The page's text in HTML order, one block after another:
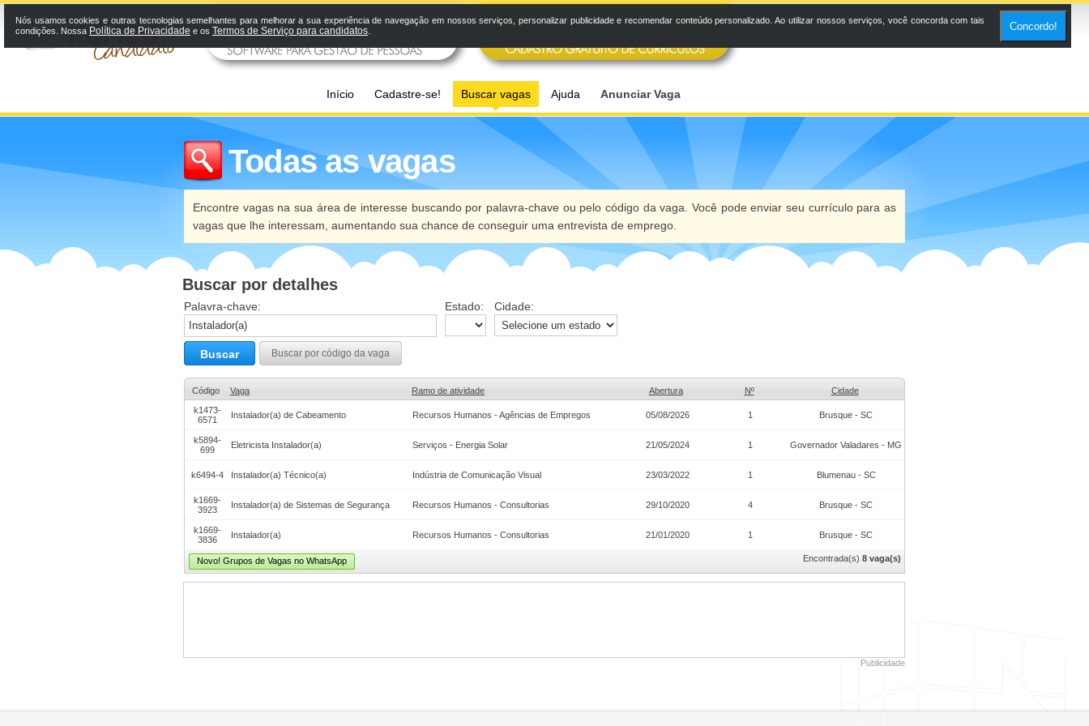
Início Cadastre-se! Buscar vagas Ajuda Anunciar Vaga
Todas as vagas
Encontre vagas na sua área de interesse buscando por palavra-chave ou pelo código da vaga. Você pode enviar seu currículo para as
vagas que lhe interessam, aumentando sua chance de conseguir uma entrevista de emprego.
Buscar por detalhes
Palavra-chave: Estado: Cidade:
Buscar Buscar por código da vaga
Código Vaga Ramo de atividade Abertura Nº
Cidade
k1473-
6571
Instalador(a) de Cabeamento Recursos Humanos - Agências de Empregos 05/08/2026 1 Brusque - SC
k5894-
699
Eletricista Instalador(a) Serviços - Energia Solar 21/05/2024 1 Governador Valadares - MG
k6494-4 Instalador(a) Técnico(a) Indústria de Comunicação Visual 23/03/2022 1 Blumenau - SC
k1669-
3923
Instalador(a) de Sistemas de Segurança Recursos Humanos - Consultorias 29/10/2020 4 Brusque - SC
k1669-
3836
Instalador(a) Recursos Humanos - Consultorias 21/01/2020 1 Brusque - SC
Novo! Grupos de Vagas no WhatsApp Encontrada(s) 8 vaga(s)
Publicidade
Nós usamos cookies e outras tecnologias semelhantes para melhorar a sua experiência de navegação em nossos serviços, personalizar publicidade e recomendar conteúdo personalizado. Ao utilizar nossos serviços, você concorda com tais
condições. Nossa Política de Privacidade e os Termos de Serviço para candidatos Concordo!